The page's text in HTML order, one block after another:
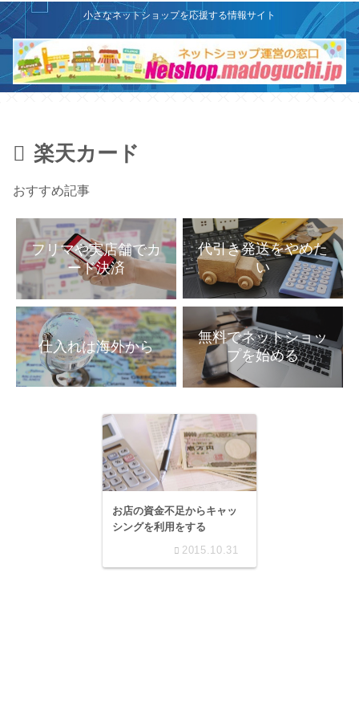
このサイトはプロモーションを含みます
小さなネットショップを応援する情報サイト
楽天カード
おすすめ記事
フリマや実店舗でカ
ード決済
代引き発送をやめた
い
仕入れは海外から
無料でネットショッ
プを始める
お店の資金不足からキャッ
シングを利用をする
2015.10.31